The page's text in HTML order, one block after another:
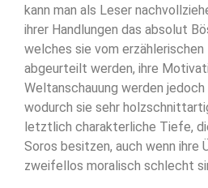
kann man als Leser
ihrer Handlungen das absolut
welches sie vom
abgeurteilt werden, ihre
Weltanschauung werden
wodurch sie sehr
letztlich charakterliche Tiefe,
Soros besitzen, auch wenn ihre
zweifellos moralisch schlecht